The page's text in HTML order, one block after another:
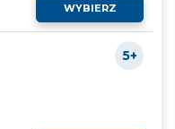
WYBIERZ
5+